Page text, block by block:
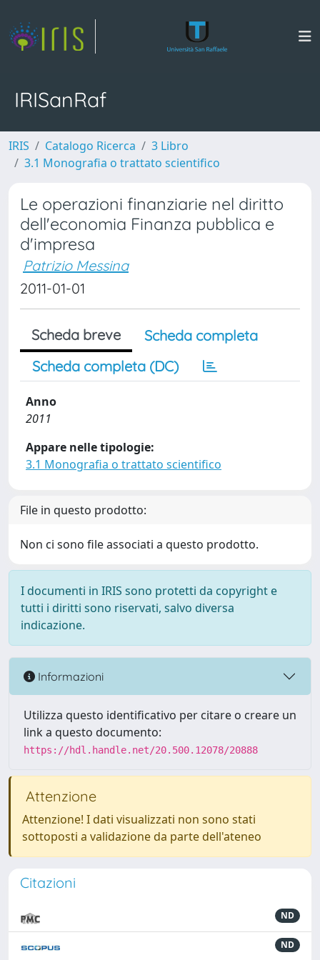
IRISanRaf
IRIS Catalogo Ricerca
3 Libro
3.1 Monografia o trattato scientifico
Le operazioni finanziarie nel diritto
dell'economia Finanza pubblica e
d'impresa
Patrizio Messina
2011-01-01
Scheda breve
Scheda completa
Scheda completa (DC)
Anno
2011
Appare nelle tipologie:
3.1 Monografia o trattato scientifico
File in questo prodotto:
Non ci sono file associati a questo prodotto.
I documenti in IRIS sono protetti da copyright e
tutti i diritti sono riservati, salvo diversa
indicazione.
Informazioni
Utilizza questo identificativo per citare o creare un
link a questo documento:
https://hdl.handle.net/20.500.12078/20888
Attenzione
Attenzione! I dati visualizzati non sono stati
sottoposti a validazione da parte dell'ateneo
Citazioni
ND
ND